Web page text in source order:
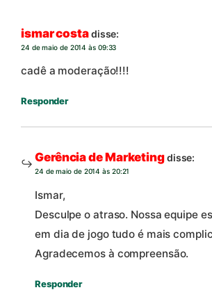
ismar costadisse:
24 de maio de 2014 às 09:33
cadê a moderação!!!!
Responder
Gerência de Marketingdisse:
24 de maio de 2014 às 20:21
Ismar,
Desculpe o atraso. Nossa equipe
em dia de jogo tudo é mais
Agradecemos à compreensão.
Responder